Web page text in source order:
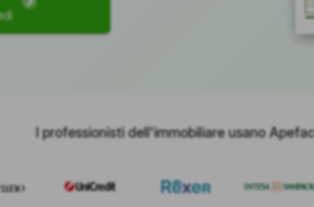
I professionisti dell'immobiliare usano